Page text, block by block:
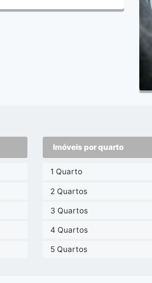
Imóveis por quarto
1 Quarto
2 Quartos
3 Quartos
4 Quartos
5 Quartos